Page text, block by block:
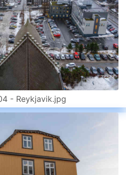
- Reykjavik.jpg